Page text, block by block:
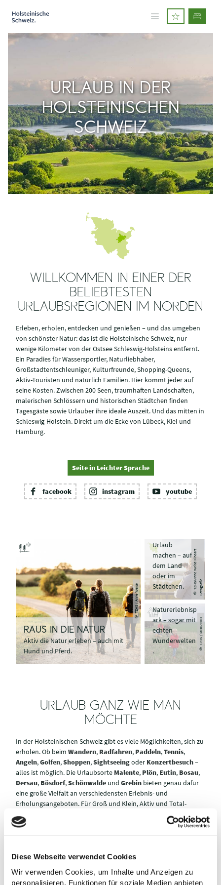
Diese Webseite verwendet Cookies
Wir verwenden Cookies, um Inhalte und Anzeigen zu
personalisieren, Funktionen für soziale Medien anbieten
URLAUB IN DER
HOLSTEINISCHEN
SCHWEIZ
WILLKOMMEN IN EINER DER
BELIEBTESTEN
URLAUBSREGIONEN IM NORDEN
Erleben, erholen, entdecken und genießen – und das umgeben
von schönster Natur: das ist die Holsteinische Schweiz, nur
wenige Kilometer von der Ostsee Schleswig-Holsteins entfernt.
Ein Paradies für Wassersportler, Naturliebhaber,
Großstadtentschleuniger, Kulturfreunde, Shopping-Queens,
Aktiv-Touristen und natürlich Familien. Hier kommt jeder auf
seine Kosten. Zwischen 200 Seen, traumhaften Landschaften,
malerischen Schlössern und historischen Städtchen finden
Tagesgäste sowie Urlauber ihre ideale Auszeit. Und das mitten in
Schleswig-Holstein. Direkt um die Ecke von Lübeck, Kiel und
Hamburg.
Seite in Leichter Sprache
facebook instagram youtube
RAUS IN DIE NATUR
Aktiv die Natur erleben – auch mit
Hund und Pferd.
© TZHS / Anne Weise
Urlaub
machen – auf
dem Land
oder im
Städtchen.
©
T
Z
H
S/
A
n
n
e
W
ei
s
e
Fi
n
e
a
r
t
F
o
t
o
g
r
afie
FAMILIEN
GLÜCK
Erholen wie im
Naturerlebnisp
ark – sogar mit
echten
Wunderwelten
.
© TZHS / MOCANOX
URLAUB GANZ WIE MAN
MÖCHTE
In der Holsteinischen Schweiz gibt es viele Möglichkeiten, sich zu
erholen. Ob beim Wandern, Radfahren, Paddeln,Tennis,
Angeln,Golfen,Shoppen,Sightseeingoder Konzertbesuch–
alles ist möglich. Die Urlaubsorte Malente, Plön, Eutin, Bosau,
Dersau, Bösdorf,Schönwalde und Grebin bieten genau dafür
eine große Vielfalt an verschiedensten Erlebnis- und
Erholungsangeboten. Für Groß und Klein, Aktiv und Total-
Entspannt, Kultur-Interessiert oder Hängematte. So kann es
zum Beispiel mal mit dem
Kanu direkt durch die Stadtgehen,
zurWeinprobean Norddeutschlands größtes Weinanbaugebiet
Kaffee und Kuchen-Stopps. Die Auswahl ist riesig. Wobei sich
des Kulinarischenbestens aufgehoben fühlen können.